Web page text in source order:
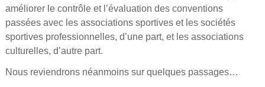
améliorer le contrôle et l’évaluation des conventions
passées avec les associations sportives et les sociétés
sportives professionnelles, d’une part, et les associations
culturelles, d’autre part.
Nous reviendrons néanmoins sur quelques passages…